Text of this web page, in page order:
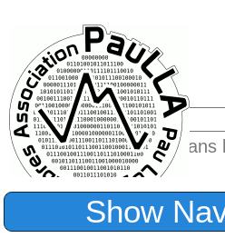
Chercher par
Seulement dans
Recherche
Show